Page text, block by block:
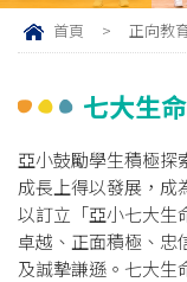
首頁 > 正向教
七大生
亞小鼓勵學生積極探
成長上得以發展，成
以訂立「亞小七大生
卓越、正面積極、忠
及誠摯謙遜。七大生